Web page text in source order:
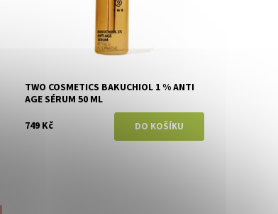
TWO COSMETICS BAKUCHIOL 1 % ANTI
AGE SÉRUM 50 ML
749 Kč